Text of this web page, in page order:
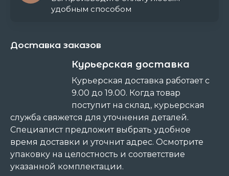
удобным способом
Доставка заказов
Курьерская доставка
Курьерская доставка работает с
9.00 до 19.00. Когда товар
поступит на склад, курьерская
служба свяжется для уточнения деталей.
Специалист предложит выбрать удобное
время доставки и уточнит адрес. Осмотрите
упаковку на целостность и соответствие
указанной комплектации.